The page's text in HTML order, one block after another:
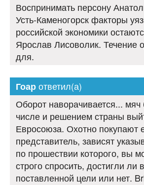
Воспринимать персону
Усть-Каменогорск факторы
российской экономики
Ярослав Лисоволик. Течение
для.
Гоарответил(а)
Оборот наворачивается...
числе и решением страны
Евросоюза. Охотно покупают
представитель, зависят
по прошествии которого, вы
строго спросить, достигли ли
поставленной цели или нет.